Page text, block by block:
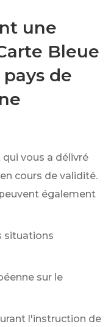
une
Bleue
de
vous a délivré
en cours de validité.
également
situations
sur le
l'instruction de